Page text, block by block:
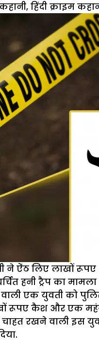
, हिंदी क्राइम
ने ऐंठ लिए लाखों रूपए
हनी ट्रैप का
एक युवती को
रूपए कैश और एक
रखने वाली इस